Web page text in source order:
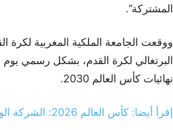
المشتركة”.
ووقعت الجامعة الملكية المغربية لكرة
البرتغالي لكرة القدم، بشكل رسمي يوم
نهائيات كأس العالم 2030.
إقرأ أيضا: كأس العالم 2026: الشركة الوطنية توفر بثا حيا ومجانيا لمباريات المنتخب المغربي